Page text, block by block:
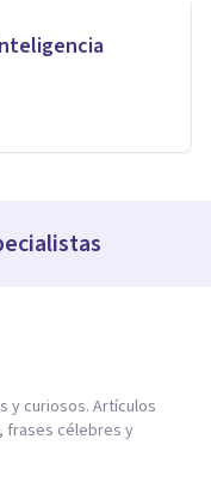
y curiosos. Artículos
frases célebres y